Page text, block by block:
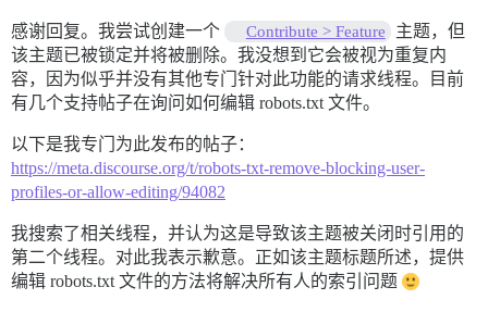
感谢回复。我尝试创建一个 Contribute > Feature
主题，但
该主题已被锁定并将被删除。我没想到它会被视为重复内
容，因为似乎并没有其他专门针对此功能的请求线程。目前
有几个支持帖子在询问如何编辑 robots.txt 文件。
以下是我专门为此发布的帖子：
https://meta.discourse.org/t/robots-txt-remove-blocking-user-
profiles-or-allow-editing/94082
我搜索了相关线程，并认为这是导致该主题被关闭时引用的
第二个线程。对此我表示歉意。正如该主题标题所述，提供
编辑 robots.txt 文件的方法将解决所有人的索引问题